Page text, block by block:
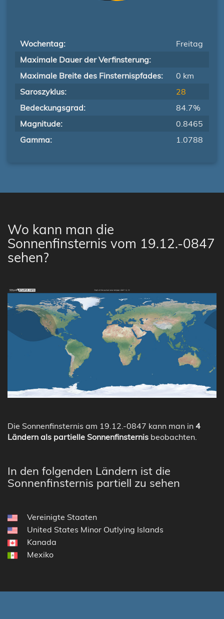
Wochentag:
Freitag
Maximale Dauer der Verfinsterung:
Maximale Breite des Finsternispfades:
0 km
Saroszyklus:
28
Bedeckungsgrad:
84.7%
Magnitude:
0.8465
Gamma:
1.0788
Wo kann man die
Sonnenfinsternis vom 19.12.-0847
sehen?
Die Sonnenfinsternis am 19.12.-0847 kann man in 4
Ländern als partielle Sonnenfinsternis beobachten.
In den folgenden Ländern ist die
Sonnenfinsternis partiell zu sehen
Vereinigte Staaten
United States Minor Outlying Islands
Kanada
Mexiko